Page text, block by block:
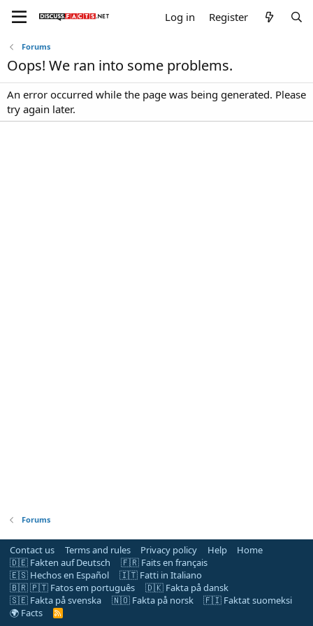
Log in Register
Forums
Oops! We ran into some problems.
An error occurred while the page was being generated. Please
try again later.
Forums
Contact us Terms and rules Privacy policy Help
Home
🇩🇪 Fakten auf Deutsch
🇫🇷 Faits en français
🇪🇸 Hechos en Español
🇮🇹 Fatti in Italiano
🇧🇷 🇵🇹 Fatos em português
🇩🇰 Fakta på dansk
🇸🇪 Fakta på svenska
🇳🇴 Fakta på norsk
🇫🇮 Faktat suomeksi
🌍 Facts
R